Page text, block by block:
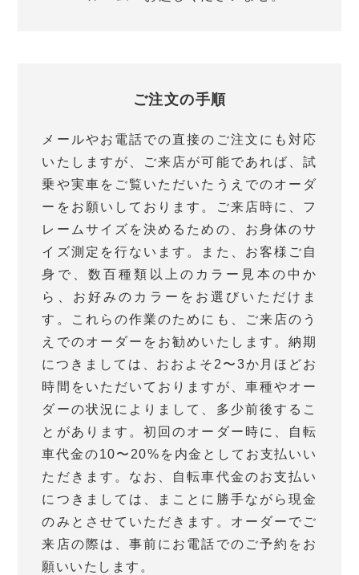
ご注文の手順
メールやお電話での直接のご注文にも対応
いたしますが、ご来店が可能であれば、試
乗や実車をご覧いただいたうえでのオーダ
ーをお願いしております。ご来店時に、フ
レームサイズを決めるための、お身体のサ
イズ測定を行ないます。また、お客様ご自
身で、数百種類以上のカラー見本の中か
ら、お好みのカラーをお選びいただけま
す。これらの作業のためにも、ご来店のう
えでのオーダーをお勧めいたします。納期
につきましては、おおよそ2〜3か月ほどお
時間をいただいておりますが、車種やオー
ダーの状況によりまして、多少前後するこ
とがあります。初回のオーダー時に、自転
車代金の10〜20%を内金としてお支払いい
ただきます。なお、自転車代金のお支払い
につきましては、まことに勝手ながら現金
のみとさせていただきます。オーダーでご
来店の際は、事前にお電話でのご予約をお
願いいたします。